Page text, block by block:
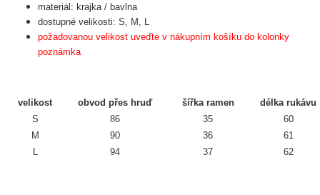
materiál: krajka / bavlna
dostupné velikosti: S, M, L
požadovanou velikost uveďte v nákupním košíku do kolonky
poznámka
velikost obvod přes hruď šířka ramen
délka rukávu
S
86 35
60
M
90 36
61
L
94 37 62